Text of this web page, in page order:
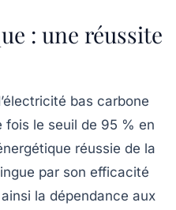
: une réussite
bas carbone
le seuil de 95 % en
réussie de la
par son efficacité
la dépendance aux